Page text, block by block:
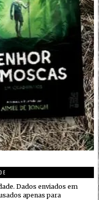
Dados enviados em
apenas para